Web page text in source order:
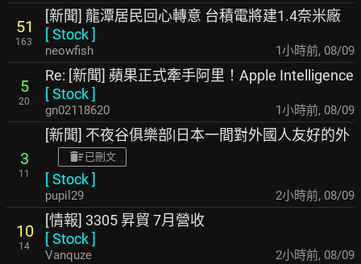
51
163
[新聞] 龍潭居民回心轉意 台積電將建1.4奈米廠
[Stock]
neowfish 1小時前, 08/09
5
20
Re: [新聞] 蘋果正式牽手阿里！Apple Intelligence
[Stock]
gn02118620 1小時前, 08/09
3
11
[新聞] 不夜谷俱樂部|日本一間對外國人友好的外
已刪文
[Stock]
pupil29 2小時前, 08/09
10
14
[情報] 3305 昇貿 7月營收
[Stock]
Vanquze 2小時前, 08/09